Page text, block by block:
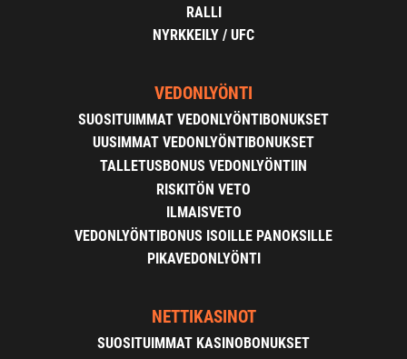
RALLI
NYRKKEILY / UFC
VEDONLYÖNTI
SUOSITUIMMAT VEDONLYÖNTIBONUKSET
UUSIMMAT VEDONLYÖNTIBONUKSET
TALLETUSBONUS VEDONLYÖNTIIN
RISKITÖN VETO
ILMAISVETO
VEDONLYÖNTIBONUS ISOILLE PANOKSILLE
PIKAVEDONLYÖNTI
NETTIKASINOT
SUOSITUIMMAT KASINOBONUKSET